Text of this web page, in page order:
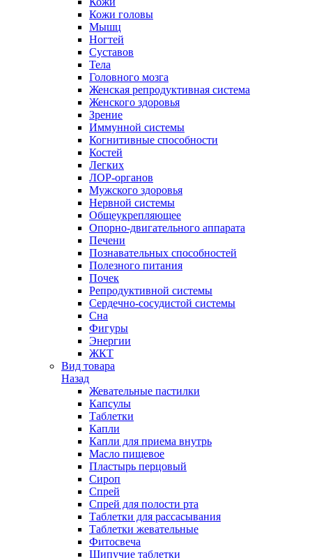
Кожи головы
Мышц
Ногтей
Суставов
Тела
Головного мозга
Женская репродуктивная система
Женского здоровья
Зрение
Иммунной системы
Когнитивные способности
Костей
Легких
ЛОР-органов
Мужского здоровья
Нервной системы
Общеукрепляющее
Опорно-двигательного аппарата
Печени
Познавательных способностей
Полезного питания
Почек
Репродуктивной системы
Сердечно-сосудистой системы
Сна
Фигуры
Энергии
ЖКТ
Вид товара
Назад
Жевательные пастилки
Капсулы
Таблетки
Капли
Капли для приема внутрь
Масло пищевое
Пластырь перцовый
Сироп
Спрей
Спрей для полости рта
Таблетки для рассасывания
Таблетки жевательные
Фитосвеча
Шипучие таблетки